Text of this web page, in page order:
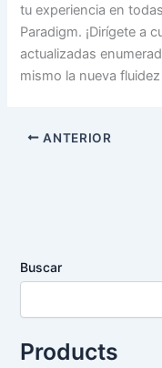
tu experiencia en
Paradigm. ¡Dirígete a
actualizadas
mismo la nueva
ANTERIOR
Buscar
Products